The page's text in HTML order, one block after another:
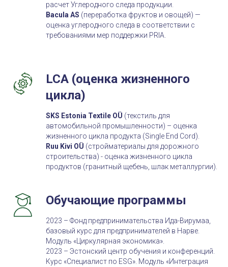
расчет Углеродного следа продукции.
Bacula AS (переработка фруктов и овощей) —
оценка углеродного следа в соответствии с
требованиями мер поддержки PRIA.
LCA (оценка жизненного
цикла)
SKS Estonia Textile OÜ (текстиль для
автомобильной промышленности) – оценка
жизненного цикла продукта (Single End Cord).
Ruu Kivi OÜ (стройматериалы для дорожного
строительства) - оценка жизненного цикла
продуктов (гранитный щебень, шлак металлургии).
Обучающие программы
2023 – Фонд предпринимательства Ида-Вирумаа,
базовый курс для предпринимателей в Нарве.
Модуль «Циркулярная экономика».
2023 – Эстонский центр обучения и конференций.
Курс «Специалист по ESG». Модуль «Интеграция